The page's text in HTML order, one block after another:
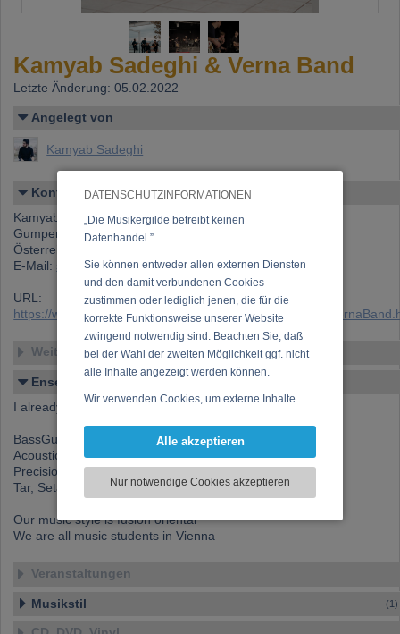
DATENSCHUTZINFORMATIONEN
„Die Musikergilde betreibt keinen
Datenhandel.”
Sie können entweder allen externen Diensten
und den damit verbundenen Cookies
zustimmen oder lediglich jenen, die für die
korrekte Funktionsweise unserer Website
zwingend notwendig sind. Beachten Sie, daß
bei der Wahl der zweiten Möglichkeit ggf. nicht
alle Inhalte angezeigt werden können.
Wir verwenden Cookies, um externe Inhalte
Funktionen für soziale Medien anbieten zu
zu analysieren. Dabei werden ggf.
Informationen zu Ihrer Verwendung unserer
soziale Medien, Werbung und Analysen
weitergegeben. Unsere Partner führen diese
Daten zusammen, die Sie bereitgestellt haben
Alle akzeptieren
Nur notwendige Cookies akzeptieren
Kamyab Sadeghi & Verna Band
Letzte Änderung: 05.02.2022
Angelegt von
Kamyab Sadeghi
Kontakt
Kamyab Sadeghi
Gumpendorfer Str. 114 A, 1060 Wien
Österreich
E-Mail:
sadeghikamyab@gmail.com
URL:
https://www.musikergilde.at/ensemble/
Weitere Ensembles
Ensemble-Details
I already have a four piece band named Verna.
BassGuitar
Acoustic Guitar
Precision
Tar, Setar and Persian vocal
Our music style is fusion oriental
We are all music students in Vienna
Veranstaltungen
Musikstil (1)